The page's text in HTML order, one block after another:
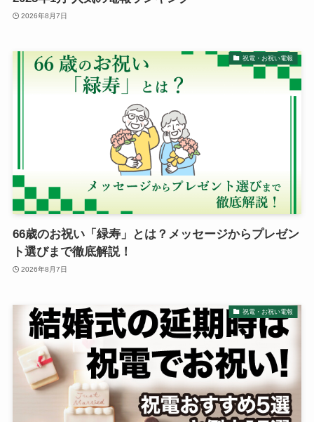
母の日
叙勲・褒章祝い
長寿・還暦祝い
暑中・残暑見舞い
敬老の日
お悔やみ・法要
喪中見舞い
お盆・新盆（初盆）見舞い
2026年8月7日
祝電・お祝い電報
66歳のお祝い「緑寿」とは？メッセージからプレゼン
ト選びまで徹底解説！
2026年8月7日
祝電・お祝い電報